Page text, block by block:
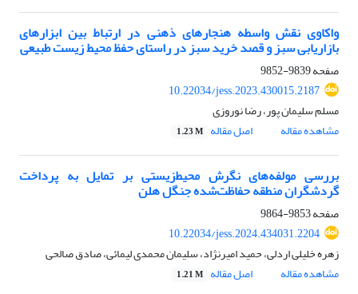
واکاوی نقش واسطه هنجارهای ذهنی در ارتباط بین ابزارهای
بازاریابی سبز و قصد خرید سبز در راستای حفظ محیط زیست طبیعی
صفحه9839-9852
10.22034/jess.2023.430015.2187
مسلم سلیمان پور، رضا نوروزی
مشاهده مقاله
اصل مقاله 1.23 M
بررسی مولفه‌های نگرش محیط‌زیستی بر تمایل به پرداخت
گردشگران منطقه حفاظت‌شده جنگل هلن
صفحه9853-9864
10.22034/jess.2024.434031.2204
زهره خلیلی اردلی، حمید امیرنژاد، سلیمان محمدی لیمائی، صادق صالحی
مشاهده مقاله
اصل مقاله 1.21 M